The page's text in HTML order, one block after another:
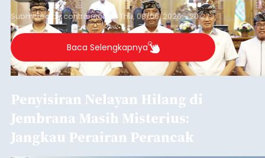
Submitted bycontributor onThu, 08/06/2026 - 20:27
Baca Selengkapnya
Penyisiran Nelayan Hilang di
Jembrana Masih Misterius:
Jangkau Perairan Perancak